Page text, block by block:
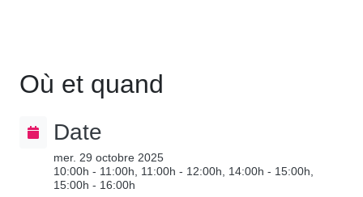
Où et quand
Date
mer. 29 octobre 2025
10:00h - 11:00h, 11:00h - 12:00h, 14:00h - 15:00h,
15:00h - 16:00h